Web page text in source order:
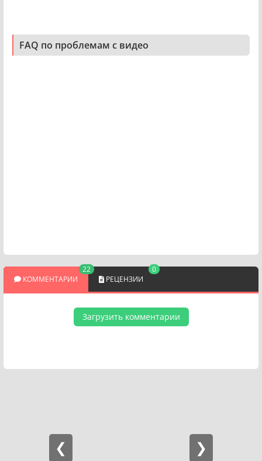
FAQ по проблемам с видео
КОММЕНТАРИИ
22
РЕЦЕНЗИИ
0
Загрузить комментарии